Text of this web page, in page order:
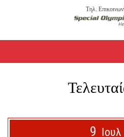
Τηλ.
9 Ιουλ